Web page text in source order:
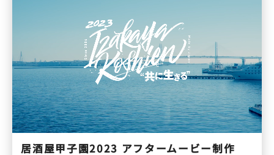
居酒屋甲子園2023 アフタームービー制作